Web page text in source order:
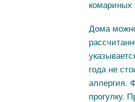
комариных
Дома
года не
аллергия.
прогулку.